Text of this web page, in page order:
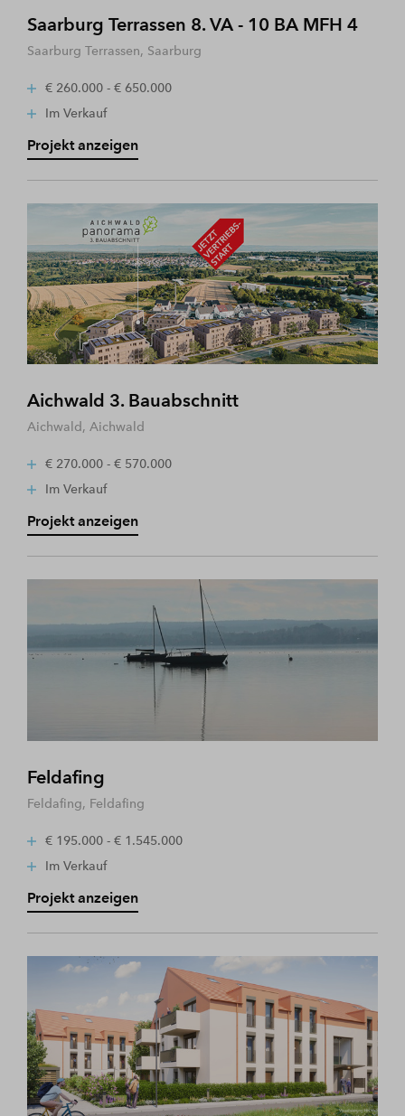
Saarburg Terrassen 8. VA - 10 BA MFH 4
Saarburg Terrassen, Saarburg
€ 260.000 - € 650.000
Im Verkauf
Projekt anzeigen
Aichwald 3. Bauabschnitt
Aichwald, Aichwald
€ 270.000 - € 570.000
Im Verkauf
Projekt anzeigen
Feldafing
Feldafing, Feldafing
€ 195.000 - € 1.545.000
Im Verkauf
Projekt anzeigen